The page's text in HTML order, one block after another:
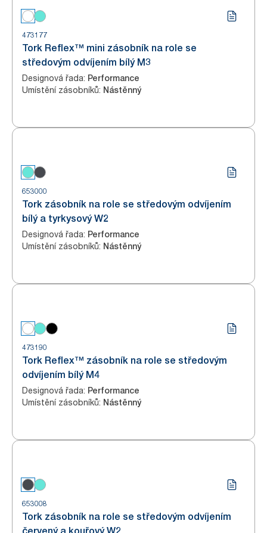
473177
Tork Reflex™ mini zásobník na role se
středovým odvíjením bílý M3
Designová řada: Performance
Umístění zásobníků: Nástěnný
653000
Tork zásobník na role se středovým odvíjením
bílý a tyrkysový W2
Designová řada: Performance
Umístění zásobníků: Nástěnný
473190
Tork Reflex™ zásobník na role se středovým
odvíjením bílý M4
Designová řada: Performance
Umístění zásobníků: Nástěnný
653008
Tork zásobník na role se středovým odvíjením